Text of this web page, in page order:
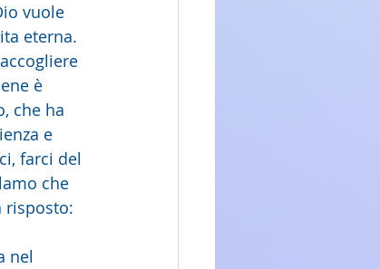
vuole
eterna.
è
che ha
e
farci del
che
risposto:
nel